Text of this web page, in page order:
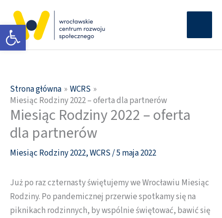
Otwórz pasek narzędzi
treści
Strona główna
WCRS
Miesiąc Rodziny 2022 – oferta dla partnerów
Miesiąc Rodziny 2022 – oferta
dla partnerów
Miesiąc Rodziny 2022,WCRS/5 maja 2022
Już po raz czternasty świętujemy we Wrocławiu Miesiąc
Rodziny. Po pandemicznej przerwie spotkamy się na
piknikach rodzinnych, by wspólnie świętować, bawić się